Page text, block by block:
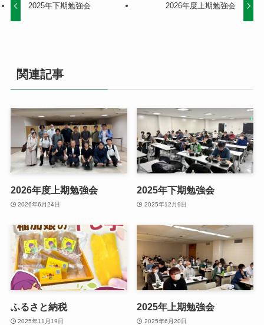
2025年下期勉強会 2026年度上期勉強会
関連記事
2026年度上期勉強会
2026年6月24日
2025年下期勉強会
2025年12月9日
ふるさと納税
2025年11月19日
2025年上期勉強会
2025年6月20日